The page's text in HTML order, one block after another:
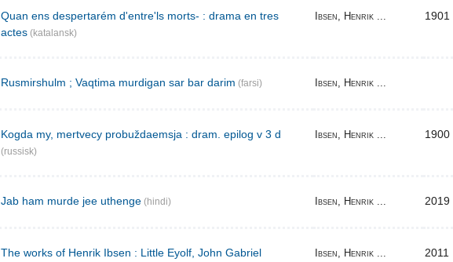
Quan ens despertarém d'entre'ls morts- : drama en tres
actes (katalansk)
Ibsen, Henrik ... 1901
Rusmirshulm ; Vaqtima murdigan sar bar darim (farsi) Ibsen, Henrik ...
Kogda my, mertvecy probuždaemsja : dram. epilog v 3 d
(russisk)
Ibsen, Henrik ... 1900
Jab ham murde jee uthenge (hindi) Ibsen, Henrik ... 2019
The works of Henrik Ibsen : Little Eyolf, John Gabriel
Ibsen, Henrik ... 2011